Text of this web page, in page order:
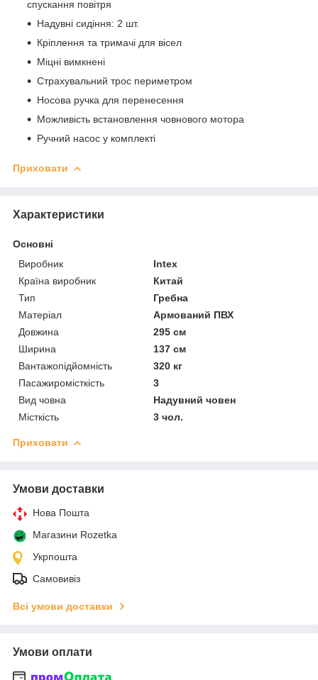
спускання повітря
Надувні сидіння: 2 шт.
Кріплення та тримачі для вісел
Міцні вимкнені
Страхувальний трос периметром
Носова ручка для перенесення
Можливість встановлення човнового мотора
Ручний насос у комплекті
Приховати
Характеристики
Основні
Виробник
Intex
Країна виробник
Китай
Тип
Гребна
Матеріал
Армований ПВХ
Довжина
295 см
Ширина
137 см
Вантажопідйомність
320 кг
Пасажиромісткість
3
Вид човна
Надувний човен
Місткість
3 чол.
Приховати
Умови доставки
Нова Пошта
Магазини Rozetka
Укрпошта
Самовивіз
Всі умови доставки
Умови оплати